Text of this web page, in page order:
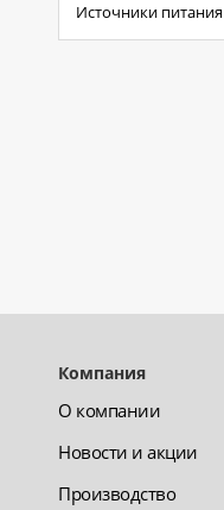
Источники питания
Компания
О компании
Новости и акции
Производство